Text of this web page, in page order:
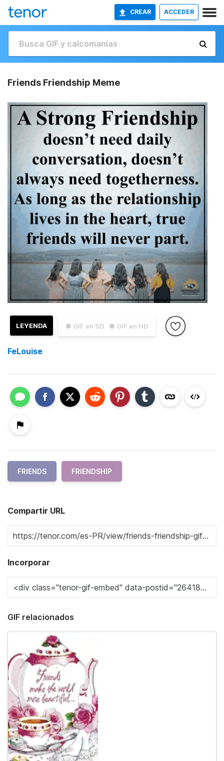
CREAR ACCEDER
Friends Friendship Meme
● GIF en SD ● GIF en HD
LEYENDA
FeLouise
FRIENDS FRIENDSHIP
Compartir URL
Incorporar
GIF relacionados